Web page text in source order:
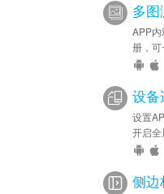
多
APP
册，可
设备
设置
开启全
侧边